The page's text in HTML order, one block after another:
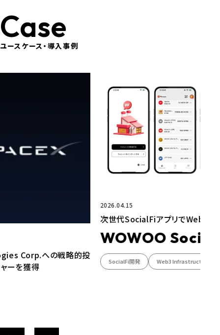
Case
ユースケース・導入事例
戦略的投
次世代SocialFiアプリでWeb3コミュニティを
WOWOO SocialFiアプ
SocialFi開発 Web3 Infrastructure